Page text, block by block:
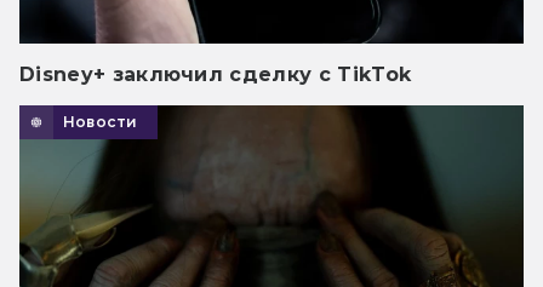
Disney+ заключил сделку с TikTok
Новости